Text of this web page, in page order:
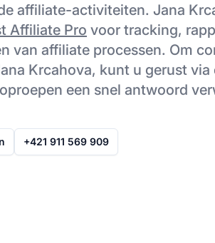
affiliate-activiteiten. Jana
Affiliate Pro voor tracking,
van affiliate processen. Om
Krcahova, kunt u gerust via
een snel antwoord
+421 911 569 909